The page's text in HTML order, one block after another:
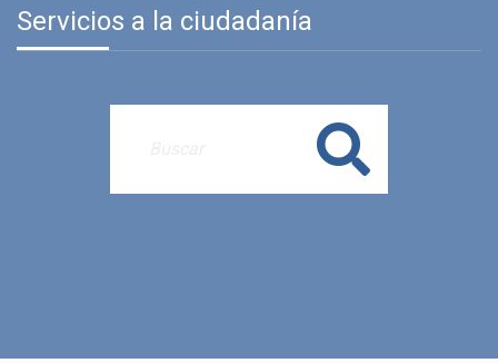
Servicios a la ciudadanía
Buscar